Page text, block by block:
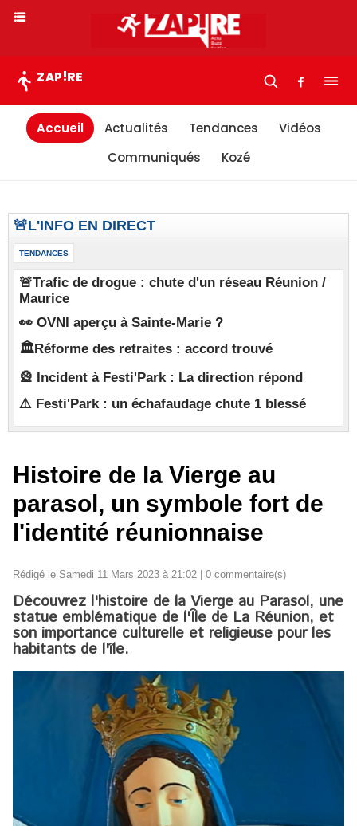
ZAP!RE
Accueil Actualités Tendances
Vidéos
Communiqués
Kozé
🚨L'INFO EN DIRECT
TENDANCES
🚨Trafic de drogue : chute d'un réseau Réunion /
Maurice
👀 OVNI aperçu à Sainte-Marie ?
🏛️Réforme des retraites : accord trouvé
🎡 Incident à Festi'Park : La direction répond
⚠️ Festi'Park : un échafaudage chute 1 blessé
Histoire de la Vierge au
parasol, un symbole fort de
l'identité réunionnaise
Rédigé le Samedi 11 Mars 2023 à 21:02 | 0 commentaire(s)
Découvrez l'histoire de la Vierge au Parasol, une
statue emblématique de l'Île de La Réunion, et
son importance culturelle et religieuse pour les
habitants de l'île.